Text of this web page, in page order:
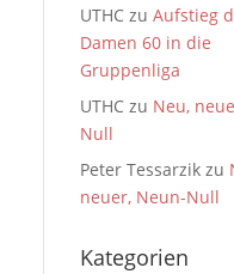
UTHC zuAufstieg
Damen 60 in die
Gruppenliga
UTHC zu Neu,
Null
Peter Tessarzik zu
neuer, Neun-Null
Kategorien